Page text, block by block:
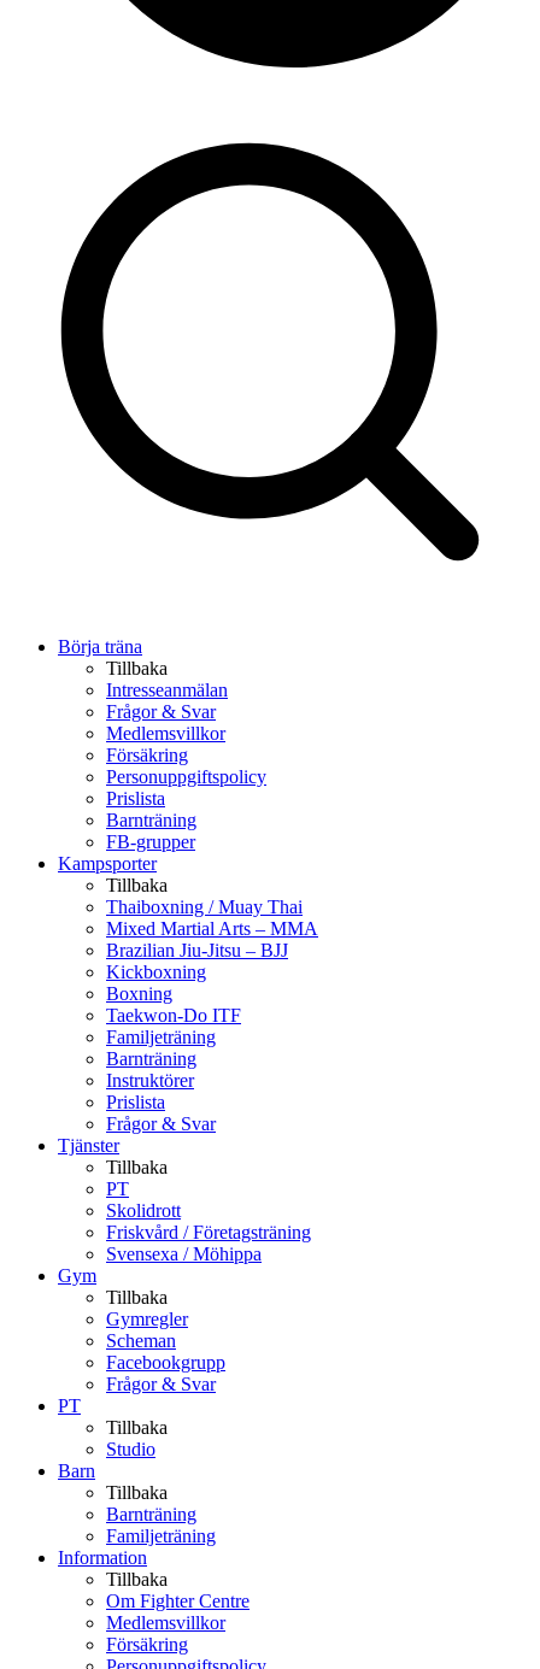
Börja träna
Tillbaka
Intresseanmälan
Frågor & Svar
Medlemsvillkor
Försäkring
Personuppgiftspolicy
Prislista
Barnträning
FB-grupper
Kampsporter
Tillbaka
Thaiboxning / Muay Thai
Mixed Martial Arts – MMA
Brazilian Jiu-Jitsu – BJJ
Kickboxning
Boxning
Taekwon-Do ITF
Familjeträning
Barnträning
Instruktörer
Prislista
Frågor & Svar
Tjänster
Tillbaka
PT
Skolidrott
Friskvård / Företagsträning
Svensexa / Möhippa
Gym
Tillbaka
Gymregler
Scheman
Facebookgrupp
Frågor & Svar
PT
Tillbaka
Studio
Barn
Tillbaka
Barnträning
Familjeträning
Information
Tillbaka
Om Fighter Centre
Medlemsvillkor
Försäkring